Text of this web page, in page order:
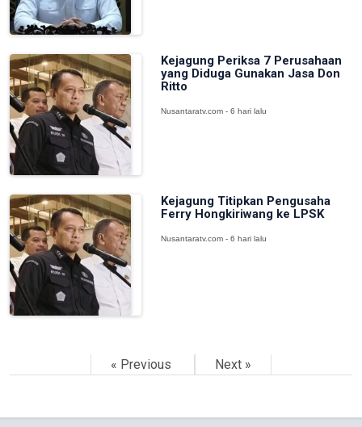
Kejagung Periksa 7 Perusahaan
yang Diduga Gunakan Jasa Don
Ritto
Nusantaratv.com - 6 hari lalu
Kejagung Titipkan Pengusaha
Ferry Hongkiriwang ke LPSK
Nusantaratv.com - 6 hari lalu
« Previous Next »